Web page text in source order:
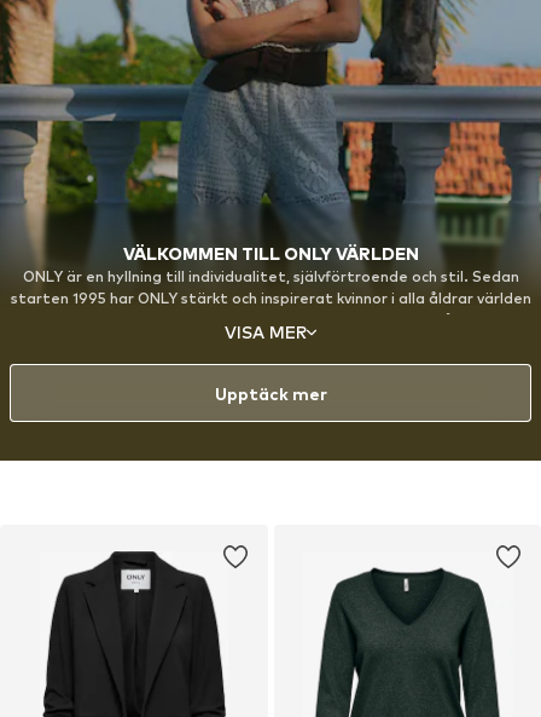
VÄLKOMMEN TILL ONLY VÄRLDEN
ONLY är en hyllning till individualitet, självförtroende och stil. Sedan
starten 1995 har ONLY stärkt och inspirerat kvinnor i alla åldrar världen
över att uttrycka sig genom mode, med särskilt fokus på denim.
Designen är skapad för den moderna, stilmedvetna kvinnan som har en
lekfull inställning till mode och älskar att experimentera med sin look.
VISA MER
Upptäck mer